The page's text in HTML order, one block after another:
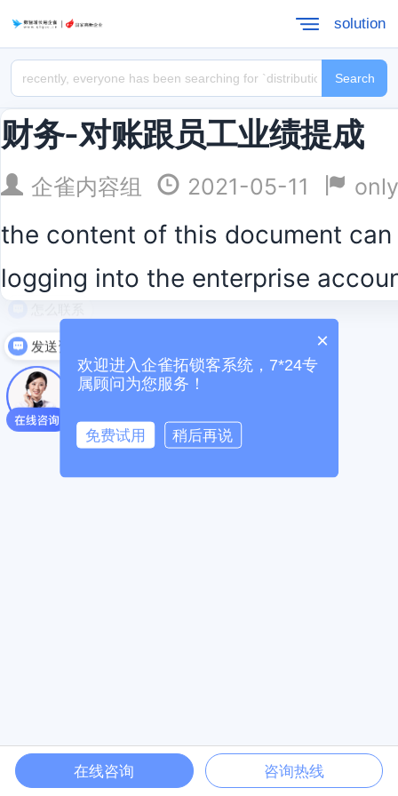
solution
Search
财务-对账跟员工业绩提成
企雀内容组 2021-05-11
the content of this document
logging into the enterprise
2013-2026MihuOs co., ltd., mihu technology co., ltd
about us
join us 商务合作
企雀商学院
发送资料 ×
欢迎进入企雀拓锁客系统，7*24专
属顾问为您服务！
免费试用 稍后再说
在线咨询 咨询热线